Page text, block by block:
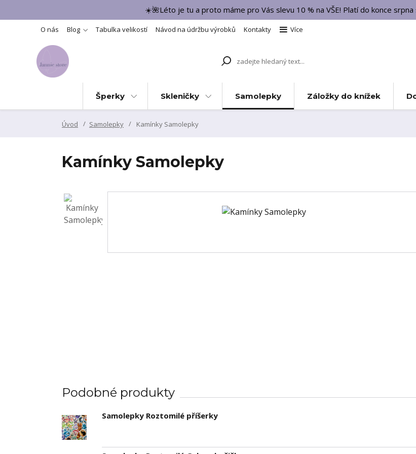
☀️🌺Léto je tu a proto máme pro Vás slevu 10 % na VŠE! Platí do konce
O nás Blog Tabulka velikostí Návod na údržbu výrobků Kontakty Více
Šperky Skleničky Samolepky Záložky do knížek
Úvod Samolepky Kamínky Samolepky
Kamínky Samolepky
Podobné produkty
Samolepky Roztomilé příšerky